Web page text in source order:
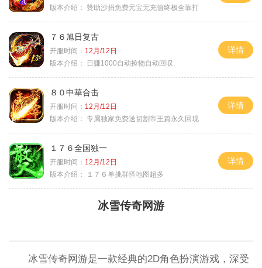
版本介绍： 赞助沙捐免费元宝无充值终极全靠打
７６旭日复古
开服时间： 12月/12日
版本介绍：
日赚1000自动捡物自动回収
详情
８０中華合击
开服时间： 12月/12日
版本介绍： 专属独家免费送切割帝王篇永久回现
详情
１７６全国独一
开服时间： 12月/12日
版本介绍：
１７６单挑群怪地图超多
详情
冰雪传奇网游
冰雪传奇网游是一款经典的2D角色扮演游戏，深受